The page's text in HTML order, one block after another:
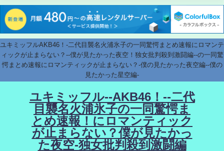
ユキミッフルAKB46！-二代目襲名火浦氷子の一同驚愕まとめ速報にロマンテ
ィックが止まらない？--僕が見たかった夜空！独女批判殺到激闘編--の一同驚
愕まとめ速報にロマンティックが止まらない？-僕の見たかった夜空編--僕の
見たかった星空編-
ユキミッフル--AKB46！--二代
目襲名火浦氷子の一同驚愕ま
とめ速報！にロマンティック
が止まらない？僕が見たかっ
た夜空-独女批判殺到激闘編